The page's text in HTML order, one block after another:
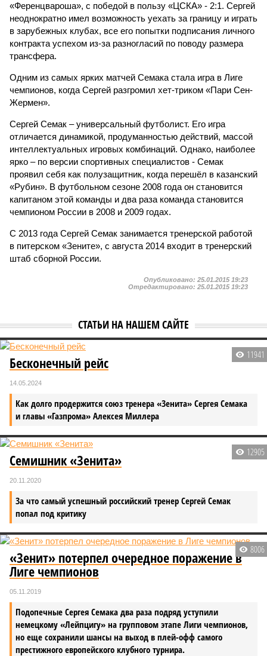
«Ференцвароша», с победой в пользу «ЦСКА» - 2:1. Сергей
неоднократно имел возможность уехать за границу и играть
в зарубежных клубах, все его попытки подписания личного
контракта успехом из-за разногласий по поводу размера
трансфера.
Одним из самых ярких матчей Семака стала игра в Лиге
чемпионов, когда Сергей разгромил хет-триком «Пари Сен-
Жермен».
Сергей Семак – универсальный футболист. Его игра
отличается динамикой, продуманностью действий, массой
интеллектуальных игровых комбинаций. Однако, наиболее
ярко – по версии спортивных специалистов - Семак
проявил себя как полузащитник, когда перешёл в казанский
«Рубин». В футбольном сезоне 2008 года он становится
капитаном этой команды и два раза команда становится
чемпионом России в 2008 и 2009 годах.
С 2013 года Сергей Семак занимается тренерской работой
в питерском «Зените», с августа 2014 входит в тренерский
штаб сборной России.
Опубликовано: 25.01.2015 19:23
Отредактировано: 25.01.2015 19:23
СТАТЬИ НА НАШЕМ САЙТЕ
11941
Бесконечный рейс
14.05.2024
Как долго продержится союз тренера «Зенита» Сергея Семака
и главы «Газпрома» Алексея Миллера
12905
Семишник «Зенита»
20.11.2020
За что самый успешный российский тренер Сергей Семак
попал под критику
8006
«Зенит» потерпел очередное поражение в
Лиге чемпионов
05.11.2019
Подопечные Сергея Семака два раза подряд уступили
немецкому «Лейпцигу» на групповом этапе Лиги чемпионов,
но еще сохранили шансы на выход в плей-офф самого
престижного европейского клубного турнира.